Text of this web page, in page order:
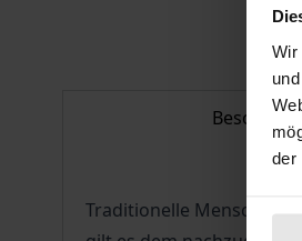
Wir
der
Traditionelle